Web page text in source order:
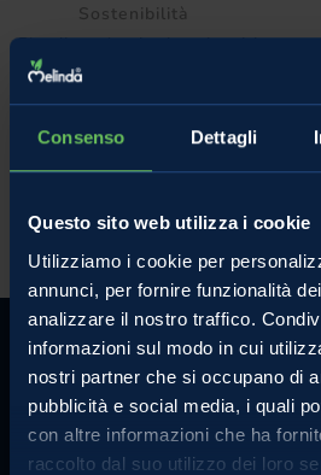
Consenso Dettagli
Questo sito web utilizza i cookie
Utilizziamo i cookie per
annunci, per fornire funzionalità
analizzare il nostro traffico.
informazioni sul modo in cui
nostri partner che si occupano di
pubblicità e social media, i quali
con altre informazioni che ha
raccolto dal suo utilizzo dei loro
Sostenibilità
Piccoli, tondeggianti e colorati, in
di bosco, ai primi posti nella hit parade
28 Giugno 2023